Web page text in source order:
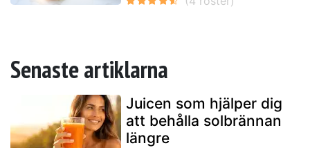
Senaste artiklarna
Juicen som hjälper dig
att behålla solbrännan
längre